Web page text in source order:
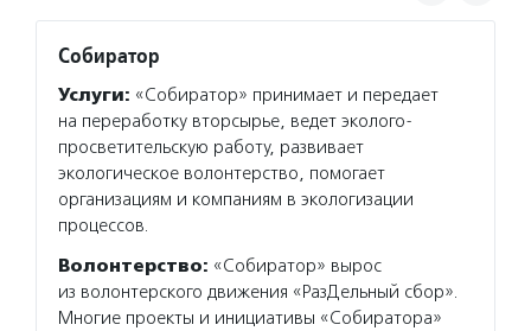
Собиратор
Услуги: «Собиратор» принимает и передает
на переработку вторсырье, ведет эколого-
просветительскую работу, развивает
экологическое волонтерство, помогает
организациям и компаниям в экологизации
процессов.
Волонтерство: «Собиратор» вырос
из волонтерского движения «РазДельный сбор».
Многие проекты и инициативы «Собиратора»